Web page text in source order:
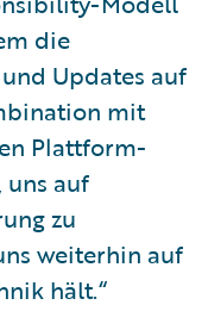
die
Updates auf
mit
Plattform-
uns auf
zu
weiterhin auf
hält.“